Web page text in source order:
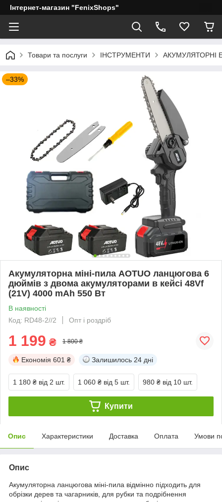
Інтернет-магазин "FenixShops"
Товари та послуги ІНСТРУМЕНТИ АКУМУЛЯТОРНІ
–33%
Акумуляторна міні-пила AOTUO ланцюгова 6
дюймів з двома акумуляторами в кейсі 48Vf
(21V) 4000 mAh 550 Вт
В наявності
Код: RD48-2//2
Опт і роздріб
1 199 ₴ 1 800 ₴
Економія 601 ₴ Залишилось 24 дні
1 180 ₴ від 2 шт. 1 060 ₴ від 5 шт. 980 ₴ від 10 шт.
Купити
Опис Характеристики Доставка Оплата Умови
Опис
Акумуляторна ланцюгова міні-пила відмінно підходить для
обрізки дерев та чагарників, для рубки та подрібнення